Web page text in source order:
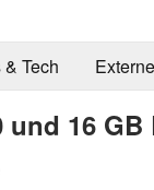
Tech
und 16